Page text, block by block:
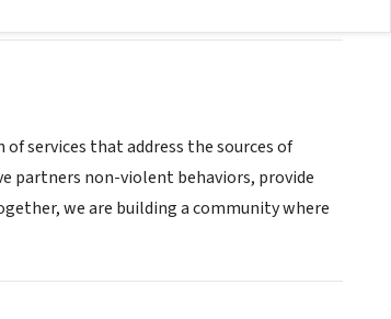
services that address the sources of
partners non-violent behaviors, provide
we are building a community where